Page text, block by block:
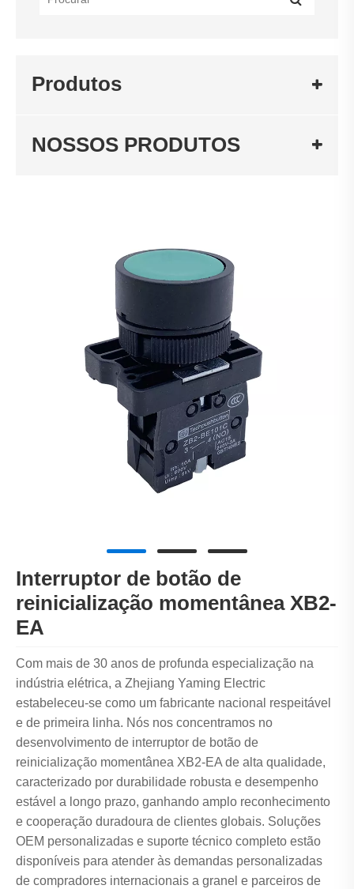
Produtos
NOSSOS PRODUTOS
Interruptor de botão de
reinicialização momentânea XB2-
EA
Com mais de 30 anos de profunda especialização na
indústria elétrica, a Zhejiang Yaming Electric
estabeleceu-se como um fabricante nacional respeitável
e de primeira linha. Nós nos concentramos no
desenvolvimento de interruptor de botão de
reinicialização momentânea XB2-EA de alta qualidade,
caracterizado por durabilidade robusta e desempenho
estável a longo prazo, ganhando amplo reconhecimento
e cooperação duradoura de clientes globais. Soluções
OEM personalizadas e suporte técnico completo estão
disponíveis para atender às demandas personalizadas
de compradores internacionais a granel e parceiros de